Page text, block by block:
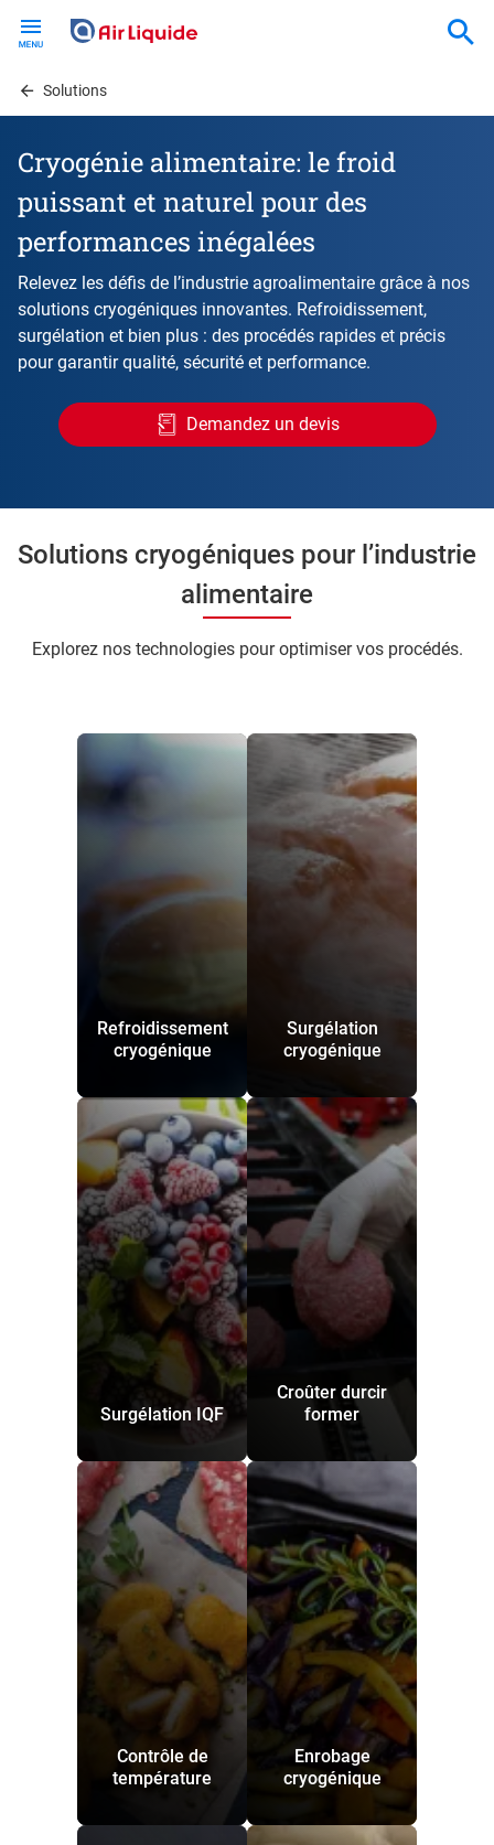
contentSolutions
Cryogénie alimentaire: le froid
puissant et naturel pour des
performances inégalées
Relevez les défis de l’industrie agroalimentaire grâce à nos
solutions cryogéniques innovantes. Refroidissement,
surgélation et bien plus : des procédés rapides et précis
pour garantir qualité, sécurité et performance.
Demandez un devis
Solutions cryogéniques pour l’industrie
alimentaire
Explorez nos technologies pour optimiser vos procédés.
Refroidissement
cryogénique
Surgélation
cryogénique
Surgélation IQF
Croûter durcir
former
Contrôle de
température
Enrobage
cryogénique